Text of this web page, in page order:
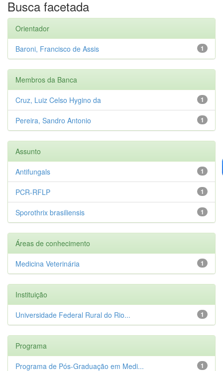
Busca facetada
Orientador
1
Baroni, Francisco de Assis
Membros da Banca
1
Cruz, Luiz Celso Hygino da
1
Pereira, Sandro Antonio
Assunto
1
Antifungals
1
PCR-RFLP
1
Sporothrix brasiliensis
Áreas de conhecimento
1
Medicina Veterinária
Instituição
1
Universidade Federal Rural do Rio...
Programa
1
Programa de Pós-Graduação em Medi...